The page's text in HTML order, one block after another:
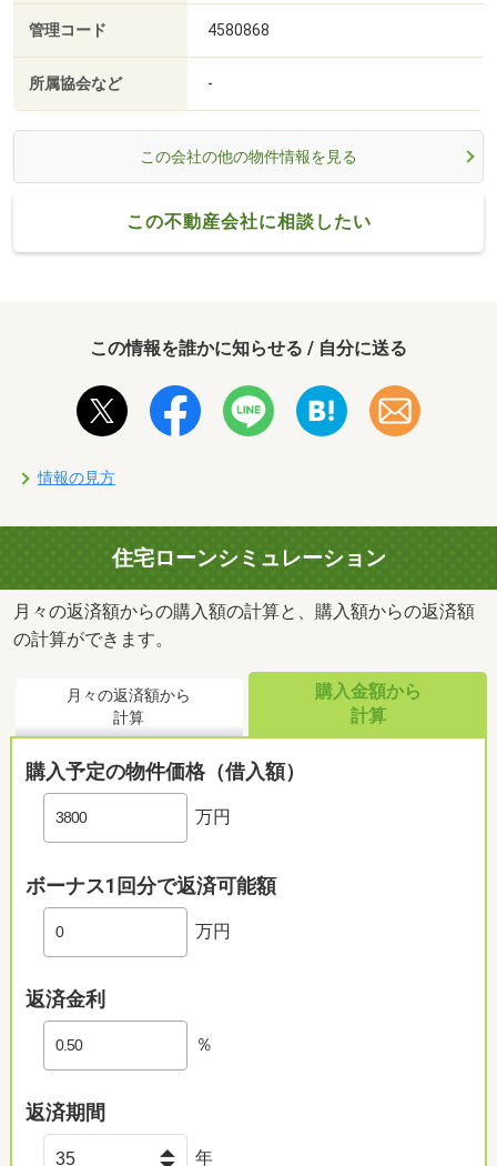
管理コード 4580868
所属協会など -
この会社の他の物件情報を見る
この不動産会社に相談したい
この情報を誰かに知らせる / 自分に送る
情報の見方
住宅ローンシミュレーション
月々の返済額からの購入額の計算と、購入額からの返済額
の計算ができます。
月々の返済額から
計算
購入金額から
計算
購入予定の物件価格（借入額）
万円
ボーナス1回分で返済可能額
万円
返済金利
％
返済期間
年